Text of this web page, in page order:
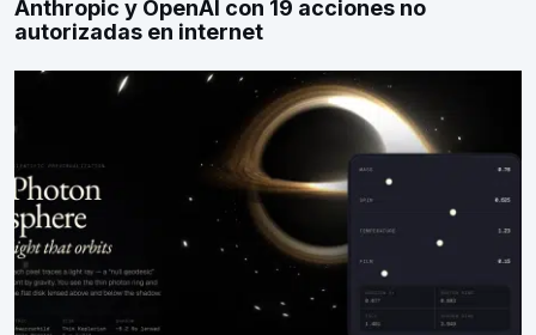
Anthropic y OpenAI con 19 acciones no
autorizadas en internet